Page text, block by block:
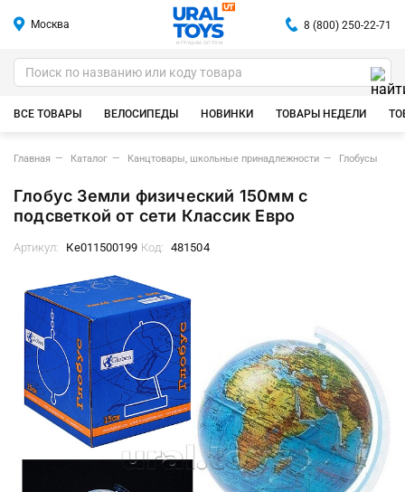
Москва
ИГРУШКИ ОПТОМ
8 (800) 250-22-71
ВСЕ ТОВАРЫ ВЕЛОСИПЕДЫ НОВИНКИ ТОВАРЫ НЕДЕЛИ
Главная Каталог Канцтовары, школьные принадлежности Глобусы
Глобус Земли физический 150мм с
подсветкой от сети Классик Евро
Артикул: Ке011500199 Код: 481504